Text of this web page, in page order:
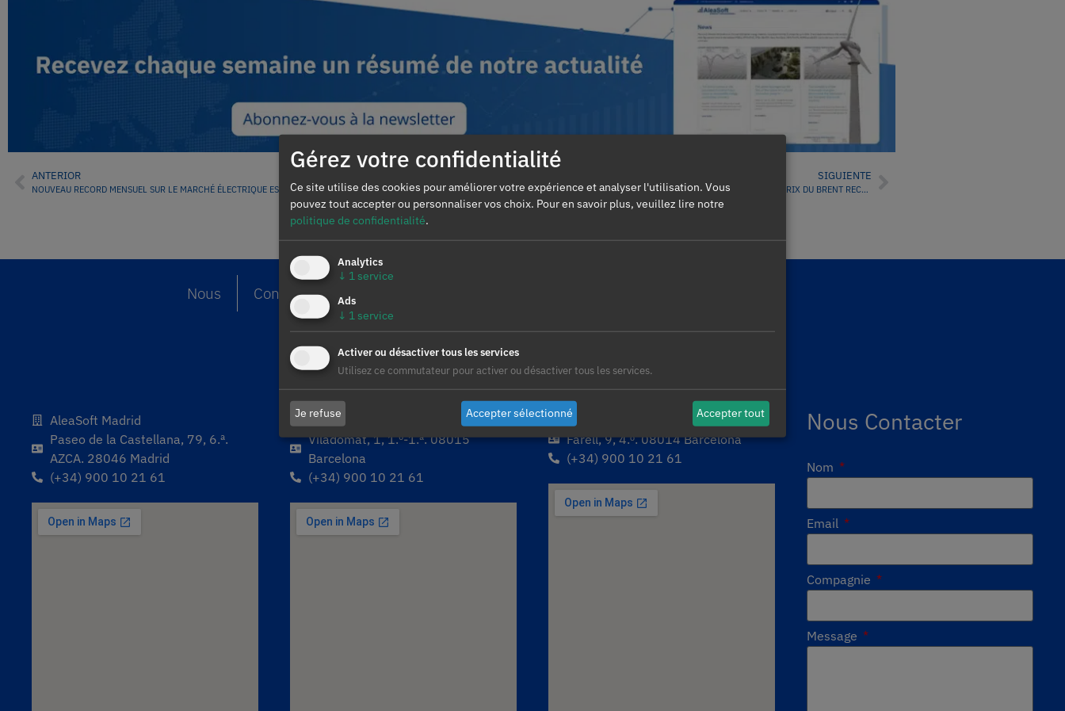
ANTERIOR
NOUVEAU RECORD MENSUEL SUR LE MARCHÉ ÉLECTRIQUE ESPAGNOL, POUR LE MOIS DE JUILLET, LE PLUS FRAIS DE LA DÉCENNIE
SIGUIENTE
PRIX DES ÉMISSIONS DE CO2 RÉDUIRE LE NOUVEAU DOSSIER JUSQU’À CE QUE LE PRIX DU BRENT RECEDE
Nous Contacter Marchés
AleaSoft Madrid
Paseo de la Castellana, 79, 6.ª.
AZCA. 28046 Madrid
(+34) 900 10 21 61
AleaSoft Barcelona
Viladomat, 1, 1.º-1.ª. 08015
Barcelona
(+34) 900 10 21 61
AleaSoft Barcelona
Farell, 9, 4.ᵒ. 08014 Barcelona
(+34) 900 10 21 61
Nous Contacter
Nom
Email
Compagnie
Message
Gérez votre confidentialité
Ce site utilise des cookies pour améliorer votre expérience et analyser l'utilisation. Vous
pouvez tout accepter ou personnaliser vos choix. Pour en savoir plus, veuillez lire notre
politique de confidentialité.
Analytics
↓ 1 service
Ads
↓ 1 service
Activer ou désactiver tous les services
Utilisez ce commutateur pour activer ou désactiver tous les services.
Je refuse Accepter sélectionné Accepter tout